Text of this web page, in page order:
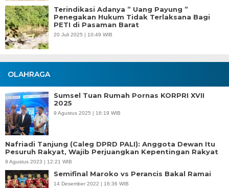
Terindikasi Adanya ” Uang Payung ”
Penegakan Hukum Tidak Terlaksana Bagi
PETI di Pasaman Barat
20 Juli 2025 | 10:49 WIB
OLAHRAGA
Sumsel Tuan Rumah Pornas KORPRI XVII
2025
9 Agustus 2025 | 16:19 WIB
Nafriadi Tanjung (Caleg DPRD PALI): Anggota Dewan Itu
Pesuruh Rakyat, Wajib Perjuangkan Kepentingan Rakyat
9 Agustus 2023 | 12:21 WIB
Semifinal Maroko vs Perancis Bakal Ramai
14 Desember 2022 | 16:36 WIB